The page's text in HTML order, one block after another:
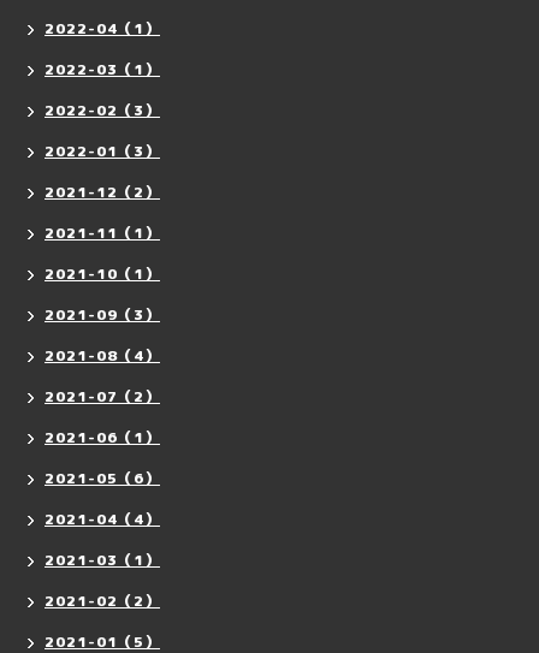
2022-04（1）
2022-03（1）
2022-02（3）
2022-01（3）
2021-12（2）
2021-11（1）
2021-10（1）
2021-09（3）
2021-08（4）
2021-07（2）
2021-06（1）
2021-05（6）
2021-04（4）
2021-03（1）
2021-02（2）
2021-01（5）